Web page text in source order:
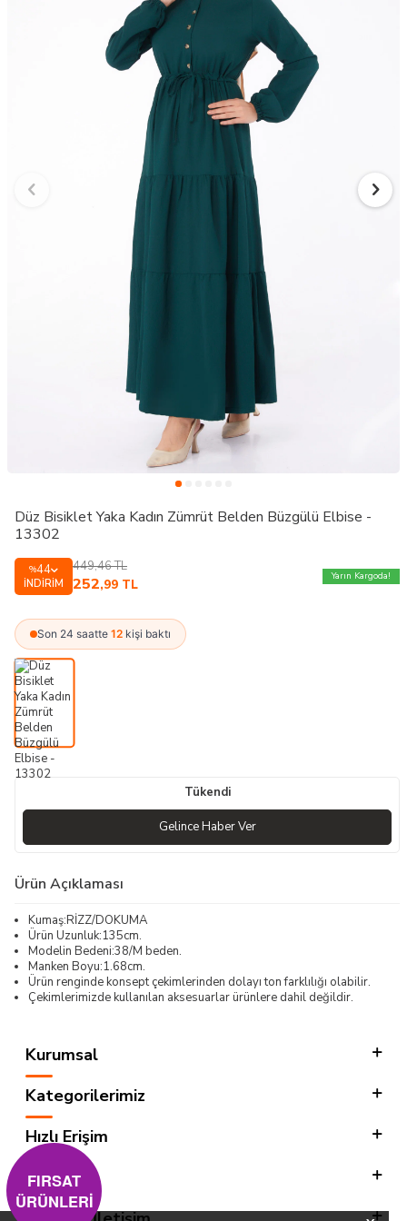
Düz Bisiklet Yaka Kadın Zümrüt Belden Büzgülü Elbise -
13302
%44
İNDIRIM
449,46TL
252,99 TL
Yarın Kargoda!
Son 24 saatte 12 kişi baktı
Tükendi
Gelince Haber Ver
Ürün Açıklaması
Kumaş:RİZZ/DOKUMA
Ürün Uzunluk:135cm.
Modelin Bedeni:38/M beden.
Manken Boyu:1.68cm.
Ürün renginde konsept çekimlerinden dolayı ton farklılığı olabilir.
Çekimlerimizde kullanılan aksesuarlar ürünlere dahil değildir.
Kurumsal
Kategorilerimiz
Hızlı Erişim
Sosyal
FIRSAT
ÜRÜNLERİ